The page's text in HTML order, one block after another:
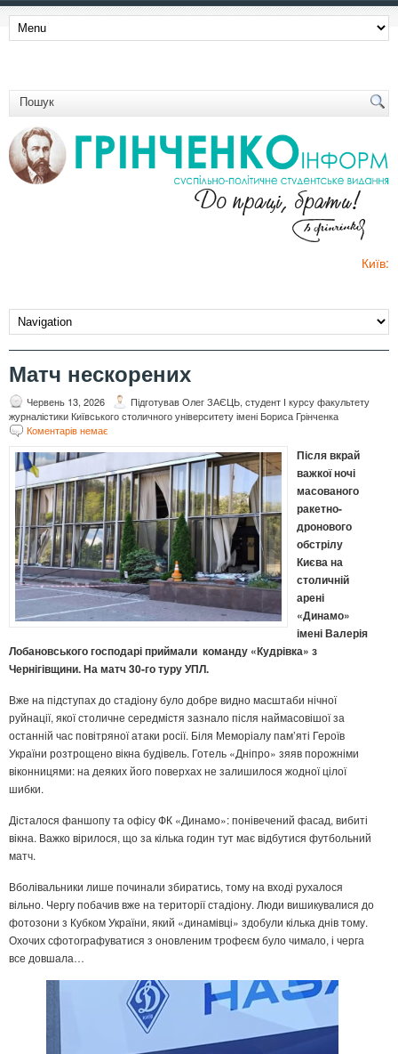
Київ:
Матч нескорених
Червень 13, 2026
Підготував Олег ЗАЄЦЬ, студент І курсу факультету
журналістики Київського столичного університету імені Бориса Грінченка
Коментарів немає
Після вкрай
важкої ночі
масованого
ракетно-
дронового
обстрілу
Києва на
столичній
арені
«Динамо»
імені Валерія
Лобановського господарі приймали команду «Кудрівка» з
Чернігівщини. На матч 30-го туру УПЛ.
Вже на підступах до стадіону було добре видно масштаби нічної
руйнації, якої столичне середмістя зазнало після наймасовішої за
останній час повітряної атаки росії. Біля Меморіалу пам’яті Героїв
України розтрощено вікна будівель. Готель «Дніпро» зяяв порожніми
віконницями: на деяких його поверхах не залишилося жодної цілої
шибки.
Дісталося фаншопу та офісу ФК «Динамо»: понівечений фасад, вибиті
вікна. Важко вірилося, що за кілька годин тут має відбутися футбольний
матч.
Вболівальники лише починали збиратись, тому на вході рухалося
вільно. Чергу побачив вже на території стадіону. Люди вишикувалися до
фотозони з Кубком України, який «динамівці» здобули кілька днів тому.
Охочих сфотографуватися з оновленим трофеєм було чимало, і черга
все довшала…